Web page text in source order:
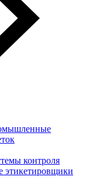
контроля
этикетировщики